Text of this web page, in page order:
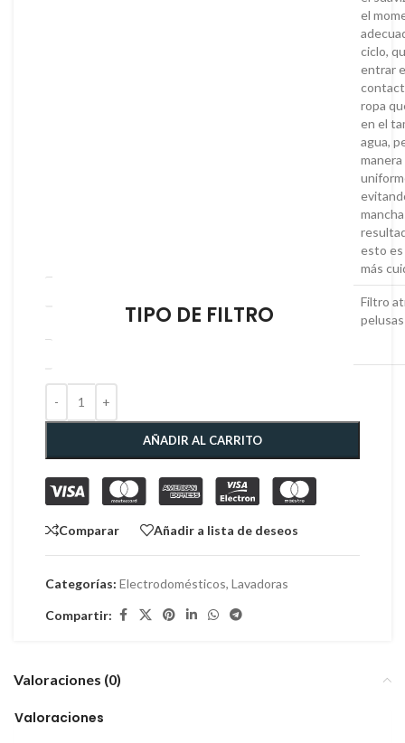
el
ciclo,
entrar
ropa
en el
agua,
manera
esto es
más
TIPO DE FILTRO
Filtro
pelusas
AÑADIR AL CARRITO
Comparar Añadir a lista de deseos
Categorías: Electrodomésticos, Lavadoras
Compartir:
Valoraciones (0)
Valoraciones